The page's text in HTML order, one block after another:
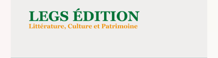
contenuLEGS ÉDITION